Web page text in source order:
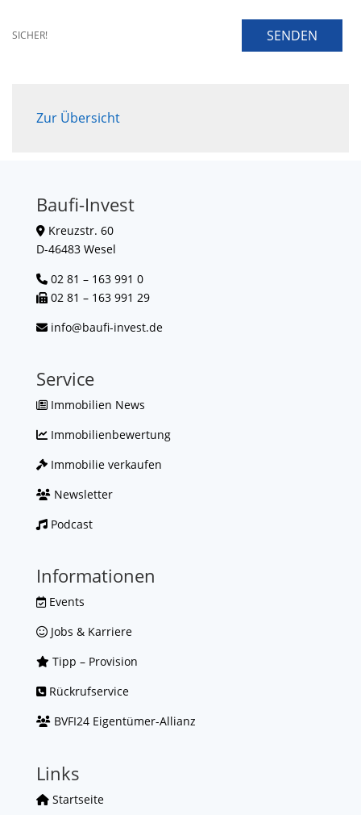
SICHER! SENDEN
Zur Übersicht
Baufi-Invest
Kreuzstr. 60
D-46483 Wesel
02 81 – 163 991 0
02 81 – 163 991 29
info@baufi-invest.de
Service
Immobilien News
Immobilienbewertung
Immobilie verkaufen
Newsletter
Podcast
Informationen
Events
Jobs & Karriere
Tipp – Provision
Rückrufservice
BVFI24 Eigentümer-Allianz
Links
Startseite